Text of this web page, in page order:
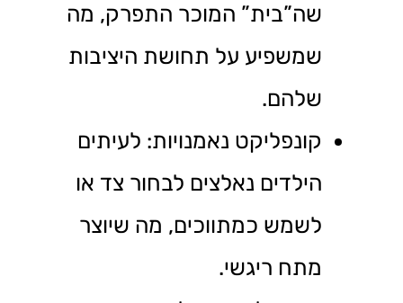
שה”בית” המוכר התפרק, מה
שמשפיע על תחושת היציבות
שלהם.
קונפליקט נאמנויות: לעיתים
הילדים נאלצים לבחור צד או
לשמש כמתווכים, מה שיוצר
מתח ריגשי.